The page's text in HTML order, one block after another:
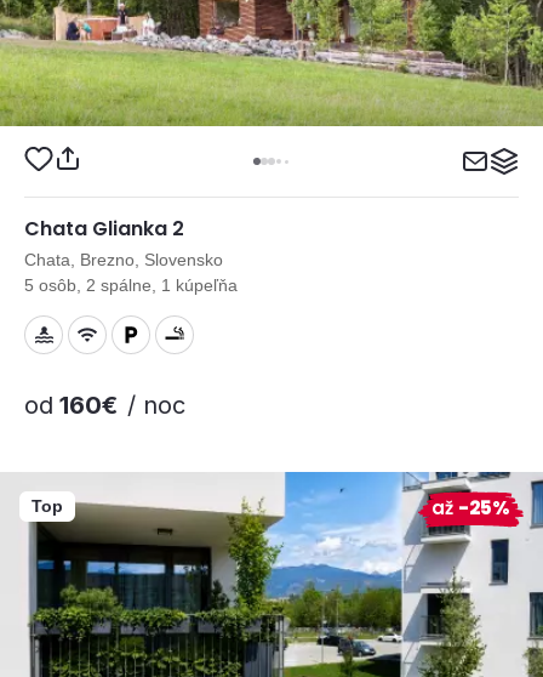
Chata Glianka 2
Chata, Brezno, Slovensko
5 osôb, 2 spálne, 1 kúpeľňa
od 160€ / noc
Top až -25%